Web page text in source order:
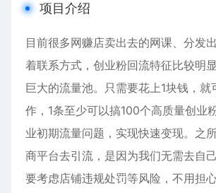
项目介绍
目前很多网赚店卖出去的网课、分发
着联系方式，创业粉回流特征比较明
巨大的流量池。只需要花上1块钱，就
作，1条至少可以搞100个高质量创业
业初期流量问题，实现快速变现。之
商平台去引流，是因为我们无需去自
要考虑店铺违规处罚等风险，不用担